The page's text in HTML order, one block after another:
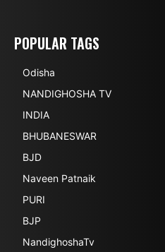
POPULAR TAGS
Odisha
NANDIGHOSHA TV
INDIA
BHUBANESWAR
BJD
Naveen Patnaik
PURI
BJP
NandighoshaTv